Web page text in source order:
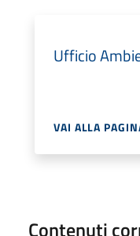
Ufficio
VAI ALLA
Contenuti